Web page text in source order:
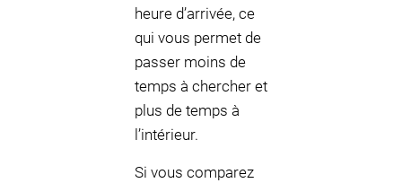
heure d’arrivée, ce
qui vous permet de
passer moins de
temps à chercher et
plus de temps à
l’intérieur.
Si vous comparez